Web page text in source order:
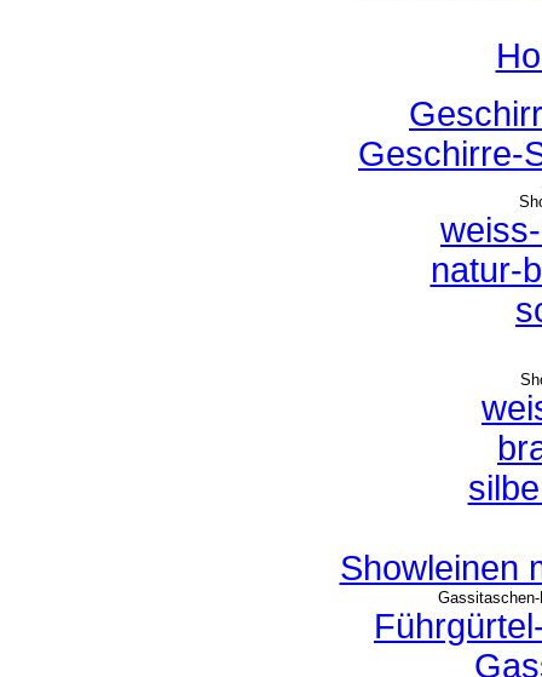
Geschirre-
natur-
Showleinen